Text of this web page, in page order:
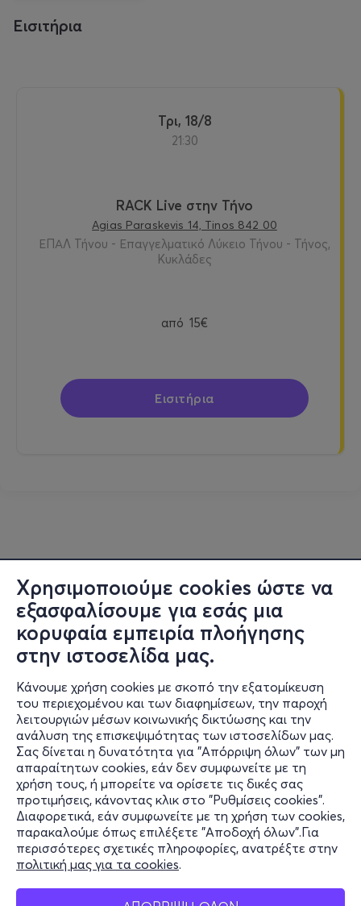
Χρησιμοποιούμε cookies ώστε να
εξασφαλίσουμε για εσάς μια
κορυφαία εμπειρία πλοήγησης
στην ιστοσελίδα μας.
Κάνουμε χρήση cookies με σκοπό την εξατομίκευση
του περιεχομένου και των διαφημίσεων, την παροχή
λειτουργιών μέσων κοινωνικής δικτύωσης και την
ανάλυση της επισκεψιμότητας των ιστοσελίδων μας.
Σας δίνεται η δυνατότητα για "Απόρριψη όλων" των μη
απαραίτητων cookies, εάν δεν συμφωνείτε με τη
χρήση τους, ή μπορείτε να ορίσετε τις δικές σας
προτιμήσεις, κάνοντας κλικ στο "Ρυθμίσεις cookies".
Διαφορετικά, εάν συμφωνείτε με τη χρήση των cookies,
παρακαλούμε όπως επιλέξετε "Αποδοχή όλων".Για
περισσότερες σχετικές πληροφορίες, ανατρέξτε στην
πολιτική μας για τα cookies.
Εισιτήρια
Τρι, 18/8
21:30
RACK Live στην Τήνο
Agias Paraskevis 14, Tinos 842 00
ΕΠΑΛ Τήνου - Επαγγελματικό Λύκειο Τήνου - Τήνος,
Κυκλάδες
από 15€
Εισιτήρια
Πληροφορίες
Υποστήριξη
Stay Connected
Mobile app